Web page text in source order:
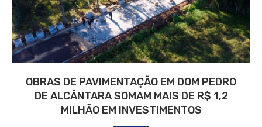
OBRAS DE PAVIMENTAÇÃO EM DOM PEDRO
DE ALCÂNTARA SOMAM MAIS DE R$ 1,2
MILHÃO EM INVESTIMENTOS